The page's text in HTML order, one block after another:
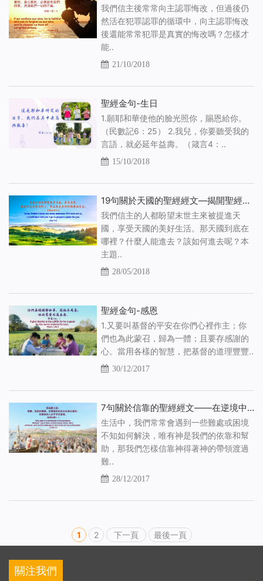
我們信主後常常向主認罪悔改，但過後仍
然活在犯罪認罪的循環中，向主認罪悔改
後還能常常犯罪是真實的悔改嗎？怎樣才
能..
21/10/2018
聖經金句-生日
1.願耶和華使他的臉光照你，賜恩給你。
（民數記6：25） 2.我兒，你要聽受我的
言語，就必延年益壽。（箴言4：..
15/10/2018
19句關於天國的聖經經文—揭開聖經中隱藏的天國奧秘
我們信主的人都盼望末世主來被提進天
國，享受天國的美好生活。那天國到底在
哪裡？什麼人能進去？該如何進去呢？本
主題..
28/05/2018
聖經金句-感恩
1.又要叫基督的平安在你們心裡作主；你
們也為此蒙召，歸為一體；且要存感謝的
心。當用各樣的智慧，把基督的道理豐豐..
30/12/2017
7句關於信靠的聖經經文——在逆境中信靠神
生活中，我們常常會遇到一些難處或困境
不知如何解決，唯有神是我們的依靠和幫
助，那我們怎樣信靠神得著神的帶領渡過
難..
28/12/2017
1 2 下一頁 最後一頁
關注我們